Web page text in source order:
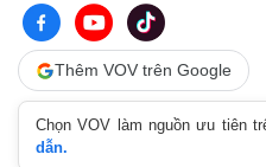
Thêm VOV trên Google
Chọn VOV làm nguồn ưu tiên
dẫn.